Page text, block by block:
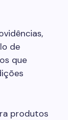
de
que
produtos